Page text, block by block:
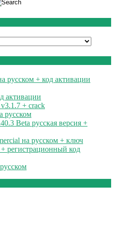
русском + код активации
активации
+ crack
русском
Beta русская версия +
на русском + ключ
регистрационный код